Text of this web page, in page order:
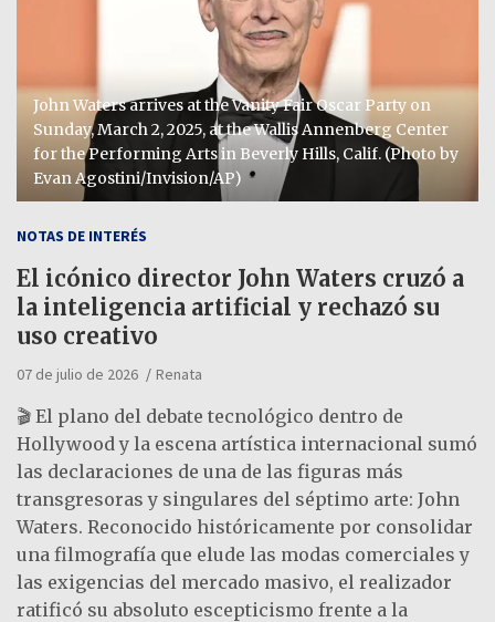
John Waters arrives at the Vanity Fair Oscar Party on
Sunday, March 2, 2025, at the Wallis Annenberg Center
for the Performing Arts in Beverly Hills, Calif. (Photo by
Evan Agostini/Invision/AP)
NOTAS DE INTERÉS
El icónico director John Waters cruzó a
la inteligencia artificial y rechazó su
uso creativo
07 de julio de 2026 Renata
🎬 El plano del debate tecnológico dentro de
Hollywood y la escena artística internacional sumó
las declaraciones de una de las figuras más
transgresoras y singulares del séptimo arte: John
Waters. Reconocido históricamente por consolidar
una filmografía que elude las modas comerciales y
las exigencias del mercado masivo, el realizador
ratificó su absoluto escepticismo frente a la